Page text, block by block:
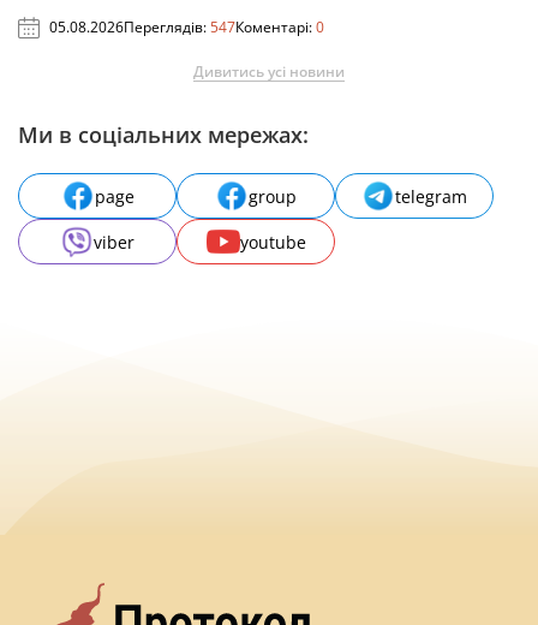
05.08.2026Переглядів:547Коментарі:0
Дивитись усі новини
Ми в соціальних мережах:
page group
telegram
viber
youtube